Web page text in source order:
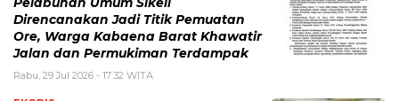
Pelabuhan Umum Sikeli
Direncanakan Jadi Titik Pemuatan
Ore, Warga Kabaena Barat Khawatir
Jalan dan Permukiman Terdampak
Rabu, 29 Jul 2026 - 17:32 WITA